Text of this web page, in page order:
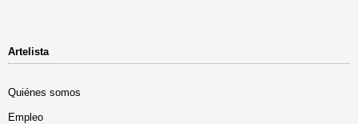
Artelista
Quiénes somos
Empleo